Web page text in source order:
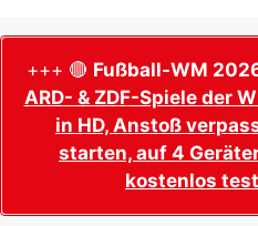
+++ 🔴 Fußball-WM
ARD- & ZDF-Spiele der
in HD, Anstoß
starten, auf 4
kostenlos